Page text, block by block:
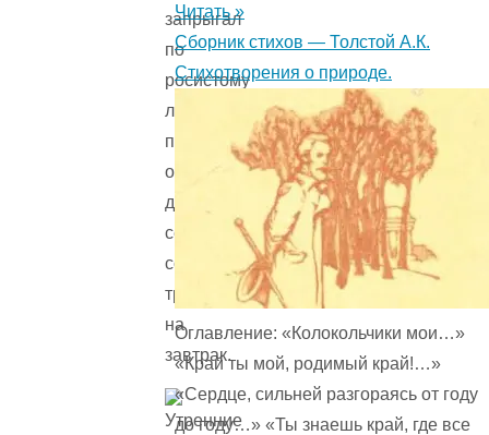
запрыгал
по
росистому
лугу:
побежал
он
добывать
себе
сочной
травки
на
завтрак.
Читать »
Сборник стихов — Толстой А.К.
Стихотворения о природе.
Оглавление: «Колокольчики мои…»
«Край ты мой, родимый край!…»
«Сердце, сильней разгораясь от году
до году…» «Ты знаешь край, где все